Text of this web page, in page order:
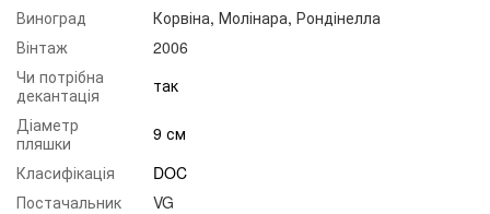
Виноград
Корвіна, Молінара, Рондінелла
Вінтаж
2006
Чи потрібна
декантація
так
Діаметр
пляшки
9 см
Класифікація
DOC
Постачальник
VG